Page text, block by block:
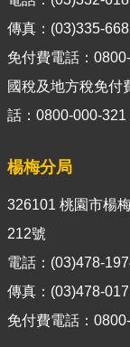
訊
客
服
房
稅
更
服
務
返
傳真：(03)335-
免付費電話：
國稅及地方稅免付
話：0800-000-321
楊梅分局
326101 桃園市楊
212號
電話：(03)478-
傳真：(03)478-
免付費電話：